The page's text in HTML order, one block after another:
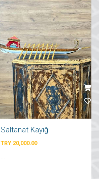
Saltanat Kayığı
TRY 20,000.00
...